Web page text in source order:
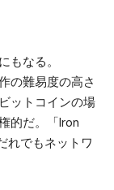
もなる。
の難易度の高さ
ットコインの場
的だ。「Iron
れでもネットワ